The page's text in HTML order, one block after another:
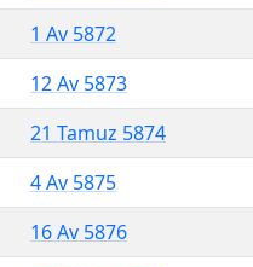
1 Av 5872
12 Av 5873
21 Tamuz 5874
4 Av 5875
16 Av 5876